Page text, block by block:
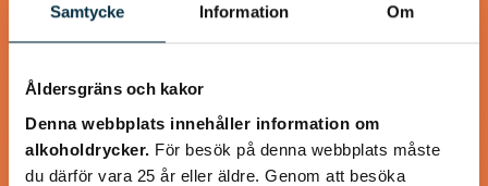
Samtycke Information Om
Åldersgräns och kakor
Denna webbplats innehåller information om
alkoholdrycker. För besök på denna webbplats måste
du därför vara 25 år eller äldre. Genom att besöka
Jätte god